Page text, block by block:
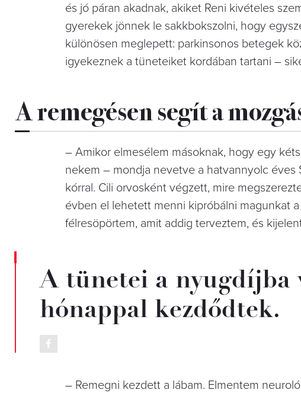
és jó páran akadnak, akiket Reni kivételes
gyerekek jönnek le sakkbokszolni, hogy
különösen meglepett: parkinsonos betegek
igyekeznek a tüneteiket kordában tartani –
A remegésen segít a
– Amikor elmesélem másoknak, hogy egy
nekem – mondja nevetve a hatvan­nyolc éves
kórral. Cili orvosként végzett, mire
évben el lehetett menni kipróbálni magunkat
félresöpörtem, amit addig terveztem, és
A tünetei a nyugdíjba
hónappal kezdődtek.
– Remegni kezdett a lábam. Elmentem